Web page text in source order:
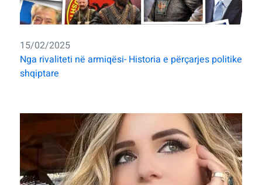
15/02/2025
Nga rivaliteti në armiqësi- Historia e përçarjes politike
shqiptare